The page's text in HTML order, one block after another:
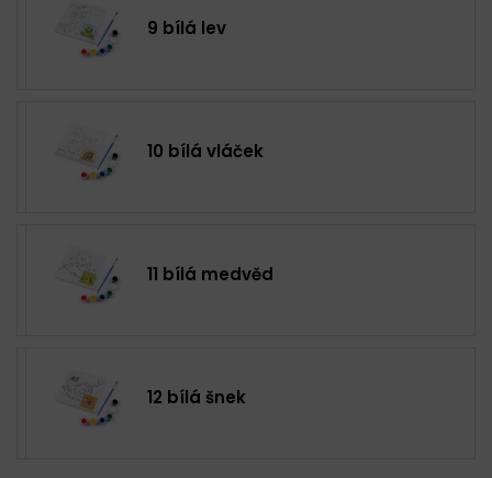
9 bílá lev
10 bílá vláček
11 bílá medvěd
12 bílá šnek